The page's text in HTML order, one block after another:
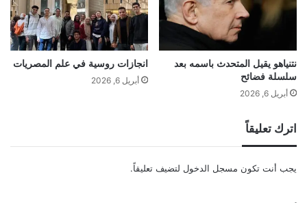
نتنياهو يقيل المتحدث باسمه بعد
سلسلة فضائح
أبريل 6, 2026
انجازات روسية في علم المصريات
أبريل 6, 2026
اترك تعليقاً
يجب أنت تكون مسجل الدخول لتضيف تعليقاً.